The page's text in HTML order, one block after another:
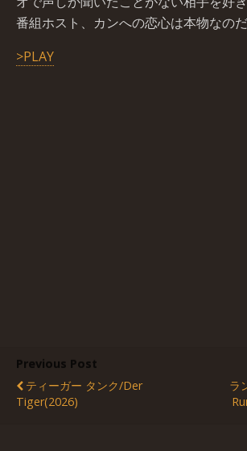
番組ホスト、カンへの恋心は本物なのだ
>PLAY
Previous Post
ティーガー タンク/Der
Tiger(2026)
ラ